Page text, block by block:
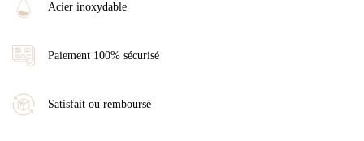
Acier inoxydable
Paiement 100% sécurisé
Satisfait ou remboursé